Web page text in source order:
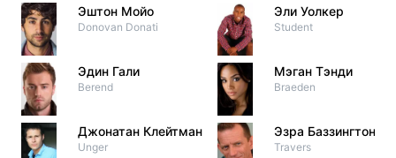
Эштон Мойо
Donovan Donati
Эдин Гали
Berend
Джонатан Клейтман
Unger
Эли Уолкер
Student
Мэган Тэнди
Braeden
Эзра Баззингтон
Travers